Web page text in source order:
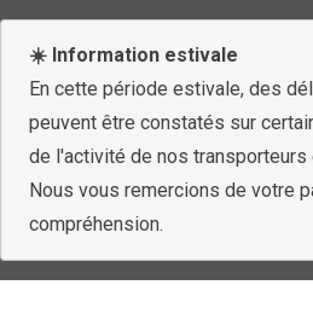
☀️ Information estivale
En cette période estivale, des
peuvent être constatés sur
de l'activité de nos
Nous vous remercions de votre
compréhension.